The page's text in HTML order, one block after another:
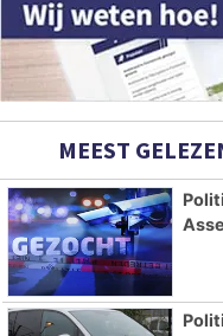
MEEST